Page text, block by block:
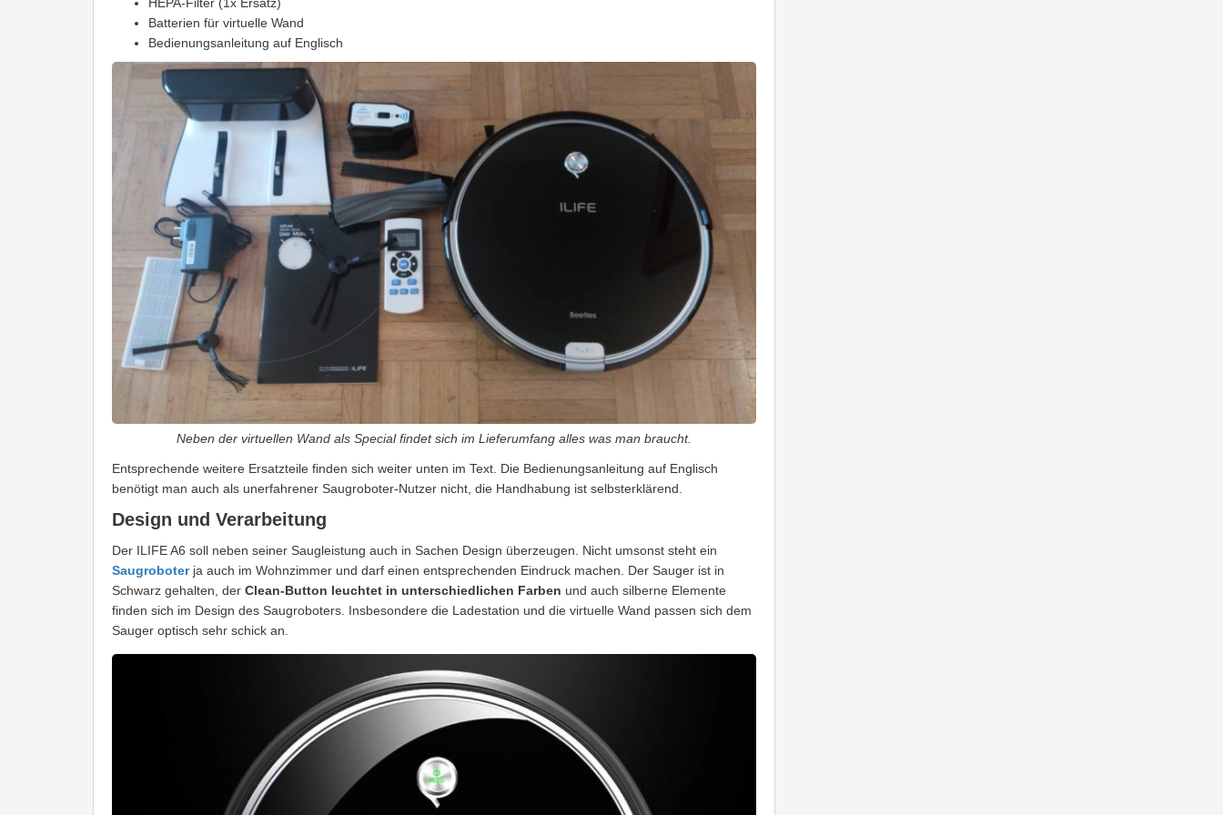
Batterien für virtuelle Wand
Bedienungsanleitung auf Englisch
Neben der virtuellen Wand als Special findet sich im Lieferumfang alles was man braucht.
Entsprechende weitere Ersatzteile finden sich weiter unten im Text. Die Bedienungsanleitung auf Englisch
benötigt man auch als unerfahrener Saugroboter-Nutzer nicht, die Handhabung ist selbsterklärend.
Design und Verarbeitung
Der ILIFE A6 soll neben seiner Saugleistung auch in Sachen Design überzeugen. Nicht umsonst steht ein
Saugroboterja auch im Wohnzimmer und darf einen entsprechenden Eindruck machen. Der Sauger ist in
Schwarz gehalten, der Clean-Button leuchtet in unterschiedlichen Farben und auch silberne Elemente
finden sich im Design des Saugroboters. Insbesondere die Ladestation und die virtuelle Wand passen sich dem
Sauger optisch sehr schick an.